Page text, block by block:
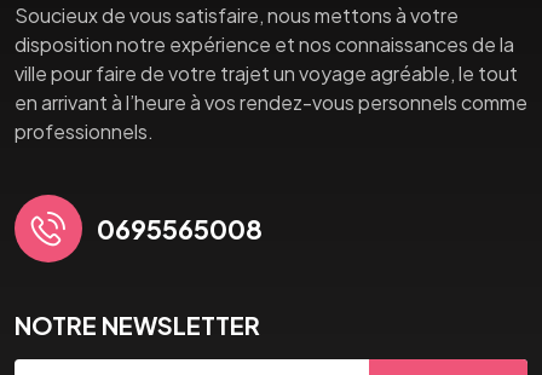
Soucieux de vous satisfaire, nous mettons à votre
disposition notre expérience et nos connaissances de la
ville pour faire de votre trajet un voyage agréable, le tout
en arrivant à l’heure à vos rendez-vous personnels comme
professionnels.
0695565008
NOTRE NEWSLETTER